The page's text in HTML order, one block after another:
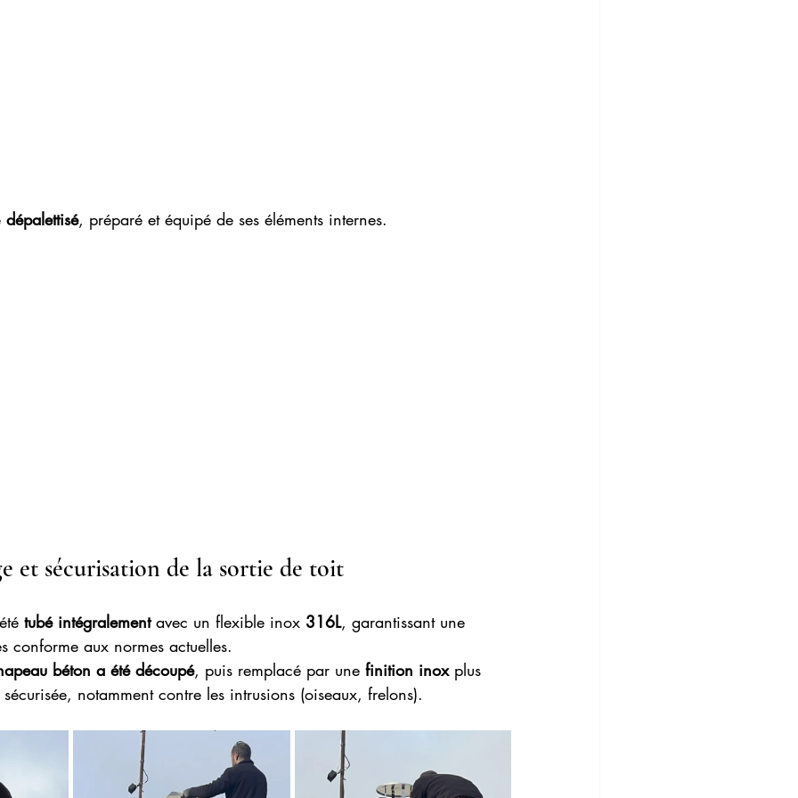
dépalettisé, préparé et équipé de ses éléments internes.
et sécurisation de la sortie de toit
tubé intégralement avec un flexible inox 316L, garantissant une
conforme aux normes actuelles.
béton a été découpé, puis remplacé par une finition inox plus
notamment contre les intrusions (oiseaux, frelons).